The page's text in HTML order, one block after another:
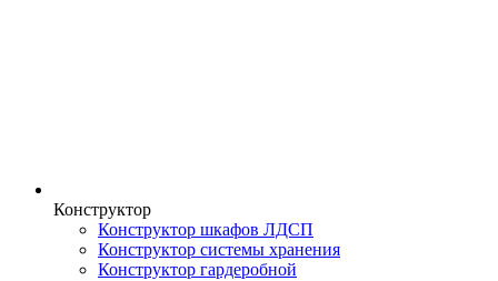
Конструктор
Конструктор шкафов ЛДСП
Конструктор системы хранения
Конструктор гардеробной